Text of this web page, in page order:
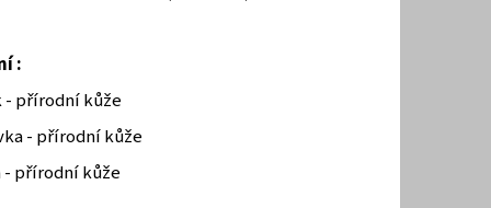
:
- přírodní kůže
- přírodní kůže
přírodní kůže